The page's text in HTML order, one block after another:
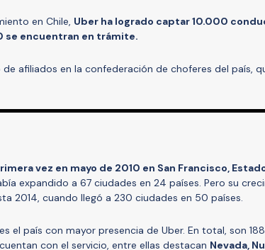
en Chile, Uber ha logrado captar 10.000
se encuentran en trámite.
de afiliados en la confederación de choferes del país,
vez en mayo de 2010 en San Francisco,
expandido a 67 ciudades en 24 países. Pero su
2014, cuando llegó a 230 ciudades en 50 países.
el país con mayor presencia de Uber. En total, son 188
con el servicio, entre ellas destacan Nevada,